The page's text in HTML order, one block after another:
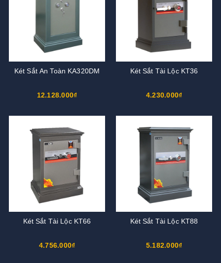
Két Sắt An Toàn KA320DM
12.128.000₫
Két Sắt Tài Lộc KT36
4.230.000₫
Két Sắt Tài Lộc KT66
4.756.000₫
Két Sắt Tài Lộc KT88
5.182.000₫